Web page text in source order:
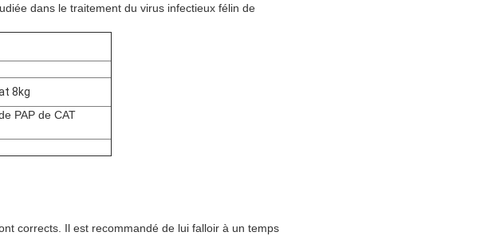
dans le traitement du virus infectieux félin de
8kg
PAP de CAT
corrects. Il est recommandé de lui falloir à un temps